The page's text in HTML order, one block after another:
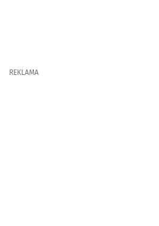
REKLAMA